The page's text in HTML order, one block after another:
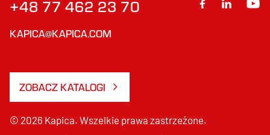
+48 77 462 23 70
KAPICA@KAPICA.COM
ZOBACZ KATALOGI
© 2026 Kapica. Wszelkie prawa zastrzeżone.